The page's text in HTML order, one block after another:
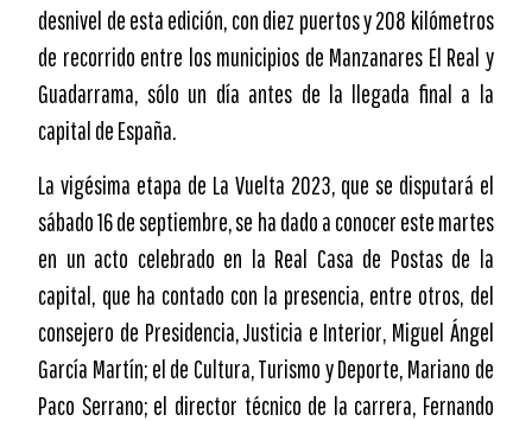
desnivel de esta edición, con diez puertos y 208 kilómetros
de recorrido entre los municipios de Manzanares El Real y
Guadarrama, sólo un día antes de la llegada final a la
capital de España.
La vigésima etapa de La Vuelta 2023, que se disputará el
sábado 16 de septiembre, se ha dado a conocer este martes
en un acto celebrado en la Real Casa de Postas de la
capital, que ha contado con la presencia, entre otros, del
consejero de Presidencia, Justicia e Interior, Miguel Ángel
García Martín; el de Cultura, Turismo y Deporte, Mariano de
Paco Serrano; el director técnico de la carrera, Fernando